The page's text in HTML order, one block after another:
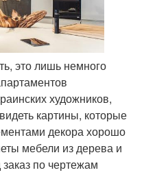
это лишь немного
художников,
картины, которые
декора хорошо
мебели из дерева и
по чертежам